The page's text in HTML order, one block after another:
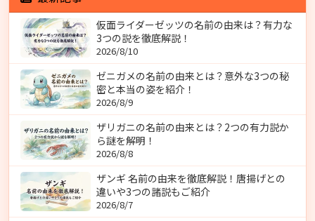
仮面ライダーゼッツの名前の由来は？有力な
3つの説を徹底解説！
2026/8/10
ゼニガメの名前の由来とは？意外な3つの秘
密と本当の姿を紹介！
2026/8/9
ザリガニの名前の由来とは？2つの有力説か
ら謎を解明！
2026/8/8
ザンギ 名前の由来を徹底解説！唐揚げとの
違いや3つの諸説もご紹介
2026/8/7